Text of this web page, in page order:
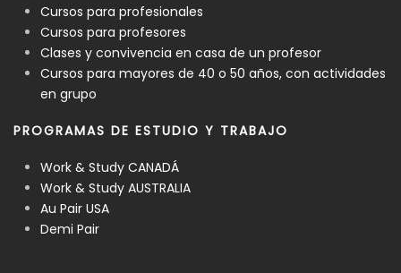
Cursos para profesionales
Cursos para profesores
Clases y convivencia en casa de un profesor
Cursos para mayores de 40 o 50 años, con actividades
en grupo
PROGRAMAS DE ESTUDIO Y TRABAJO
Work & Study CANADÁ
Work & Study AUSTRALIA
Au Pair USA
Demi Pair